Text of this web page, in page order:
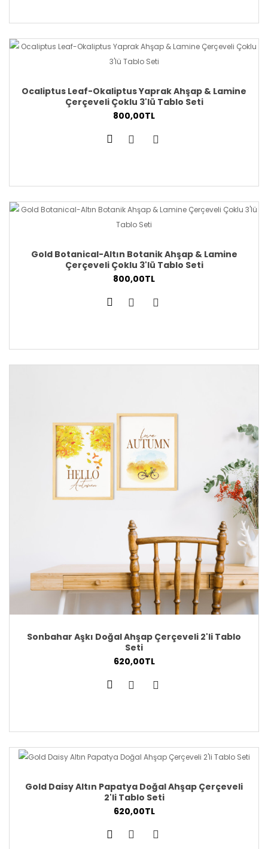
Ocaliptus Leaf-Okaliptus Yaprak Ahşap & Lamine
Çerçeveli Çoklu 3'lü Tablo Seti
800,00TL
Gold Botanical-Altın Botanik Ahşap & Lamine
Çerçeveli Çoklu 3'lü Tablo Seti
800,00TL
Sonbahar Aşkı Doğal Ahşap Çerçeveli 2'li Tablo
Seti
620,00TL
Gold Daisy Altın Papatya Doğal Ahşap Çerçeveli
2'li Tablo Seti
620,00TL